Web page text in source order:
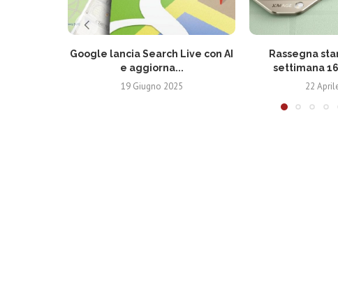
Google lancia Search Live con AI
e aggiorna...
19 Giugno 2025
Rassegna
settimana
22